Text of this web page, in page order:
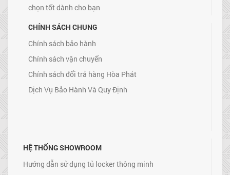
chọn tốt dành cho bạn
CHÍNH SÁCH CHUNG
Chính sách bảo hành
Chính sách vận chuyển
Chính sách đổi trả hàng Hòa Phát
Dịch Vụ Bảo Hành Và Quy Định
HỆ THỐNG SHOWROOM
Hướng dẫn sử dụng tủ locker thông minh